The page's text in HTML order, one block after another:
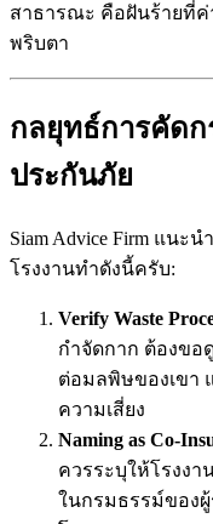
สาธารณะ คือฝันร้ายที่ค่
พริบตา
กลยุทธ์การคัดก
ประกันภัย
Siam Advice Firm แนะ
โรงงานทำดังนี้ครับ:
Verify Waste
กำจัดกาก ต้องขอ
ต่อมลพิษของเขา
ความเสี่ยง
Naming as Co-
ควรระบุให้โรงง
ในกรมธรรม์ของ